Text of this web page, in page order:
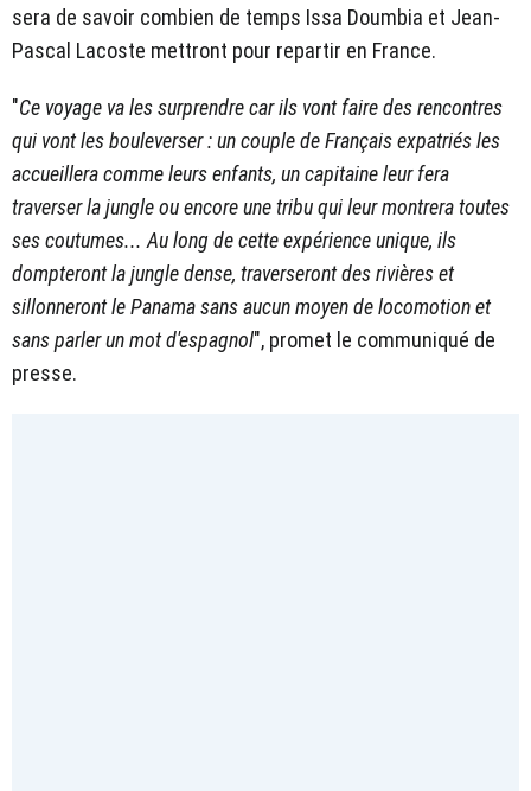
sera de savoir combien de temps Issa Doumbia et Jean-
Pascal Lacoste mettront pour repartir en France.
"Ce voyage va les surprendre car ils vont faire des rencontres
qui vont les bouleverser : un couple de Français expatriés les
accueillera comme leurs enfants, un capitaine leur fera
traverser la jungle ou encore une tribu qui leur montrera toutes
ses coutumes... Au long de cette expérience unique, ils
dompteront la jungle dense, traverseront des rivières et
sillonneront le Panama sans aucun moyen de locomotion et
sans parler un mot d'espagnol", promet le communiqué de
presse.